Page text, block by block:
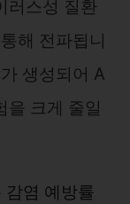
러스성 질환
해 전파됩니
가 생성되어 A
을 크게 줄일
감염 예방률